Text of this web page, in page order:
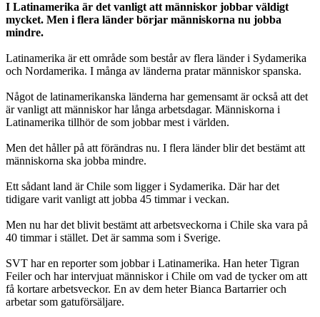
I Latinamerika är det vanligt att människor jobbar väldigt
mycket. Men i flera länder börjar människorna nu jobba
mindre.
Latinamerika är ett område som består av flera länder i Sydamerika
och Nordamerika. I många av länderna pratar människor spanska.
Något de latinamerikanska länderna har gemensamt är också att det
är vanligt att människor har långa arbetsdagar. Människorna i
Latinamerika tillhör de som jobbar mest i världen.
Men det håller på att förändras nu. I flera länder blir det bestämt att
människorna ska jobba mindre.
Ett sådant land är Chile som ligger i Sydamerika. Där har det
tidigare varit vanligt att jobba 45 timmar i veckan.
Men nu har det blivit bestämt att arbetsveckorna i Chile ska vara på
40 timmar i stället. Det är samma som i Sverige.
SVT har en reporter som jobbar i Latinamerika. Han heter Tigran
Feiler och har intervjuat människor i Chile om vad de tycker om att
få kortare arbetsveckor. En av dem heter Bianca Bartarrier och
arbetar som gatuförsäljare.